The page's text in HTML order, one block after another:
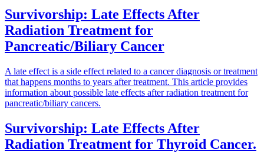
Survivorship: Late Effects After
Radiation Treatment for
Pancreatic/Biliary Cancer
A late effect is a side effect related to a cancer diagnosis or treatment
that happens months to years after treatment. This article provides
information about possible late effects after radiation treatment for
pancreatic/biliary cancers.
Survivorship: Late Effects After
Radiation Treatment for Thyroid Cancer.